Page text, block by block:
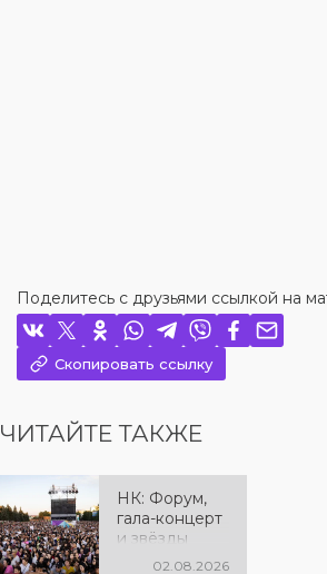
Поделитесь с друзьями ссылкой на
Скопировать ссылку
ЧИТАЙТЕ ТАКЖЕ
НК: Форум,
гала-концерт
и звёзды
эстрады: как
02.08.2026